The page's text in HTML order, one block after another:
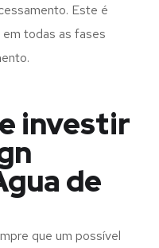
Este é
todas as fases
investir
de
que um possível